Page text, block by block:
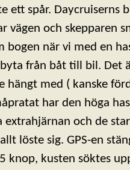
ett spår. Daycruiserns
vägen och skepparen
bogen när vi med en
från båt till bil. Det
hängt med ( kanske
har den höga
extrahjärnan och de
löste sig. GPS-en
knop, kusten söktes